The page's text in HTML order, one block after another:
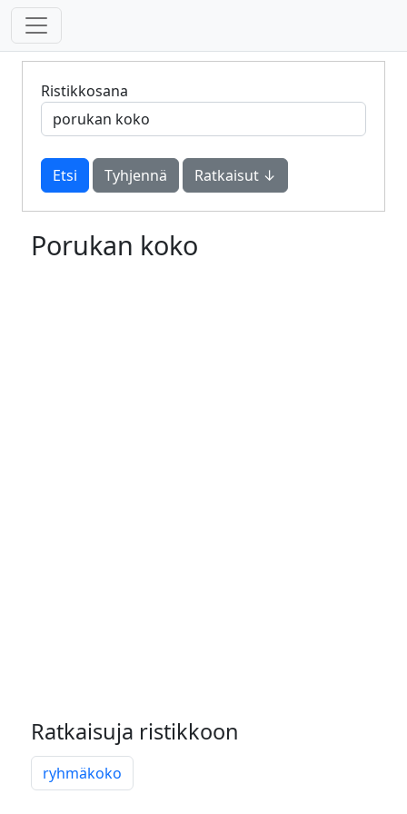
Ristikkosana
Tyhjennä Ratkaisut ↓
Porukan koko
Ratkaisuja ristikkoon
ryhmäkoko